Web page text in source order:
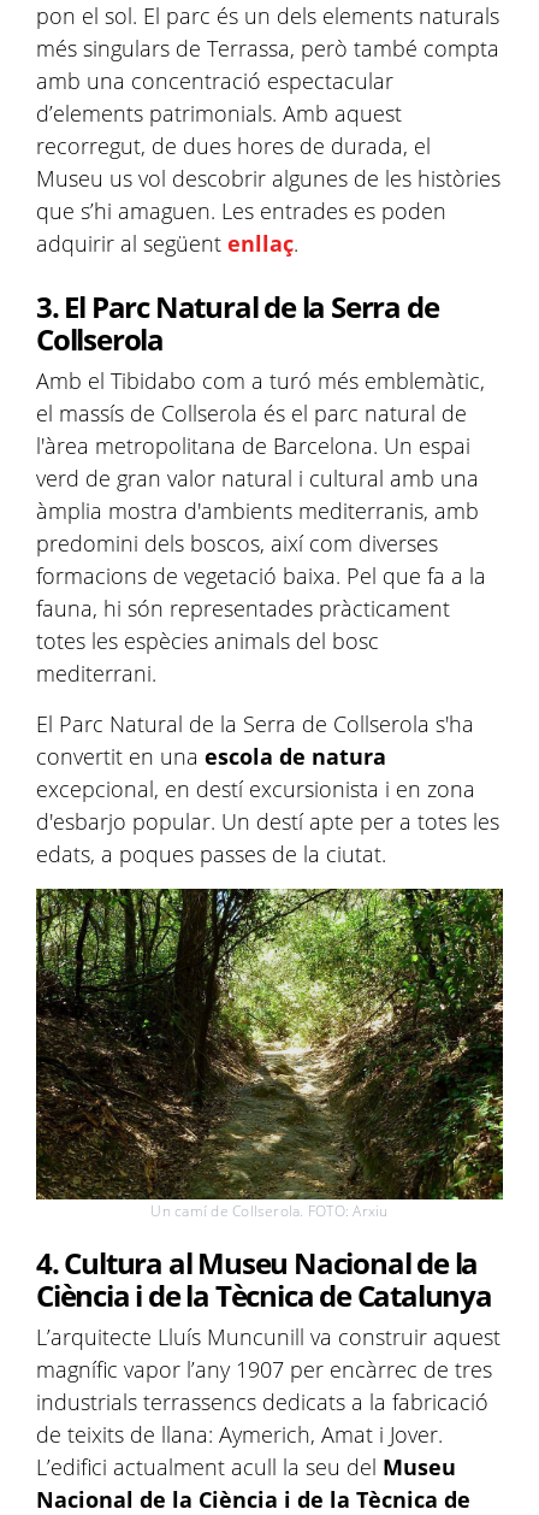
pon el sol. El parc és un dels elements naturals
més singulars de Terrassa, però també compta
amb una concentració espectacular
d’elements patrimonials. Amb aquest
recorregut, de dues hores de durada, el
Museu us vol descobrir algunes de les històries
que s’hi amaguen. Les entrades es poden
adquirir al següent enllaç.
3. El Parc Natural de la Serra de
Collserola
Amb el Tibidabo com a turó més emblemàtic,
el massís de Collserola és el parc natural de
l'àrea metropolitana de Barcelona. Un espai
verd de gran valor natural i cultural amb una
àmplia mostra d'ambients mediterranis, amb
predomini dels boscos, així com diverses
formacions de vegetació baixa. Pel que fa a la
fauna, hi són representades pràcticament
totes les espècies animals del bosc
mediterrani.
El Parc Natural de la Serra de Collserola s'ha
convertit en una escola de natura
excepcional, en destí excursionista i en zona
d'esbarjo popular. Un destí apte per a totes les
edats, a poques passes de la ciutat.
Un camí de Collserola. FOTO: Arxiu
4. Cultura al Museu Nacional de la
Ciència i de la Tècnica de Catalunya
L’arquitecte Lluís Muncunill va construir aquest
magnífic vapor l’any 1907 per encàrrec de tres
industrials terrassencs dedicats a la fabricació
de teixits de llana: Aymerich, Amat i Jover.
L’edifici actualment acull la seu del Museu
Nacional de la Ciència i de la Tècnica de